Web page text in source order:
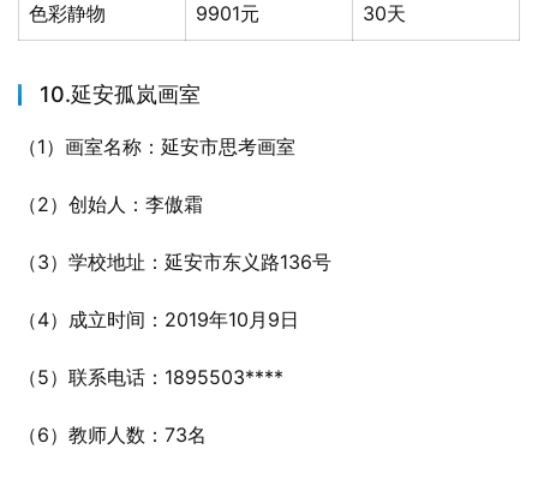
色彩静物 9901元 30天
10.延安孤岚画室
（1）画室名称：延安市思考画室
（2）创始人：李傲霜
（3）学校地址：延安市东义路136号
（4）成立时间：2019年10月9日
（5）联系电话：1895503****
（6）教师人数：73名